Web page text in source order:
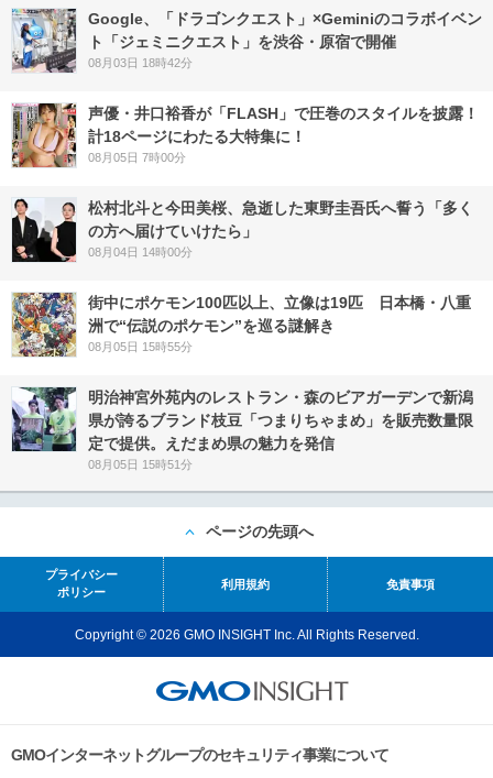
Google、「ドラゴンクエスト」×Geminiのコラボイベン
ト「ジェミニクエスト」を渋谷・原宿で開催
08月03日 18時42分
声優・井口裕香が「FLASH」で圧巻のスタイルを披露！
計18ページにわたる大特集に！
08月05日 7時00分
松村北斗と今田美桜、急逝した東野圭吾氏へ誓う「多く
の方へ届けていけたら」
08月04日 14時00分
街中にポケモン100匹以上、立像は19匹 日本橋・八重
洲で“伝説のポケモン”を巡る謎解き
08月05日 15時55分
明治神宮外苑内のレストラン・森のビアガーデンで新潟
県が誇るブランド枝豆「つまりちゃまめ」を販売数量限
定で提供。えだまめ県の魅力を発信
08月05日 15時51分
ページの先頭へ
プライバシー
ポリシー
利用規約 免責事項
Copyright © 2026 GMO INSIGHT Inc. All Rights Reserved.
GMOインターネットグループのセキュリティ事業について